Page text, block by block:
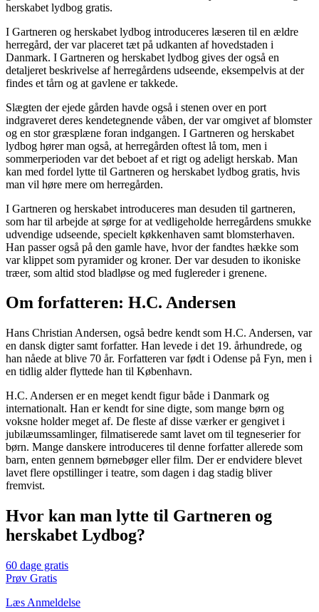
herskabet lydbog gratis.
I Gartneren og herskabet lydbog introduceres læseren til en ældre
herregård, der var placeret tæt på udkanten af hovedstaden i
Danmark. I Gartneren og herskabet lydbog gives der også en
detaljeret beskrivelse af herregårdens udseende, eksempelvis at der
findes et tårn og at gavlene er takkede.
Slægten der ejede gården havde også i stenen over en port
indgraveret deres kendetegnende våben, der var omgivet af blomster
og en stor græsplæne foran indgangen. I Gartneren og herskabet
lydbog hører man også, at herregården oftest lå tom, men i
sommerperioden var det beboet af et rigt og adeligt herskab. Man
kan med fordel lytte til Gartneren og herskabet lydbog gratis, hvis
man vil høre mere om herregården.
I Gartneren og herskabet introduceres man desuden til gartneren,
som har til arbejde at sørge for at vedligeholde herregårdens smukke
udvendige udseende, specielt køkkenhaven samt blomsterhaven.
Han passer også på den gamle have, hvor der fandtes hække som
var klippet som pyramider og kroner. Der var desuden to ikoniske
træer, som altid stod bladløse og med fuglereder i grenene.
Om forfatteren: H.C. Andersen
Hans Christian Andersen, også bedre kendt som H.C. Andersen, var
en dansk digter samt forfatter. Han levede i det 19. århundrede, og
han nåede at blive 70 år. Forfatteren var født i Odense på Fyn, men i
en tidlig alder flyttede han til København.
H.C. Andersen er en meget kendt figur både i Danmark og
internationalt. Han er kendt for sine digte, som mange børn og
voksne holder meget af. De fleste af disse værker er gengivet i
jubilæumssamlinger, filmatiserede samt lavet om til tegneserier for
børn. Mange danskere introduceres til denne forfatter allerede som
barn, enten gennem børnebøger eller film. Der er endvidere blevet
lavet flere opstillinger i teatre, som dagen i dag stadig bliver
fremvist.
Hvor kan man lytte til Gartneren og
herskabet Lydbog?
60 dage gratis
Prøv Gratis
Læs Anmeldelse